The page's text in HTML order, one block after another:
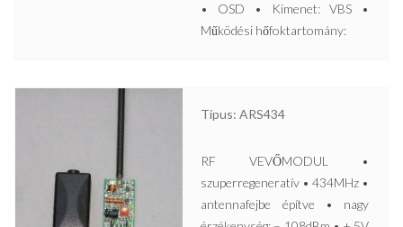
• OSD • Kimenet: VBS •
Működési hőfoktartomány:
Típus: ARS434
RF VEVŐMODUL •
szuperregeneratív • 434MHz •
antennafejbe építve • nagy